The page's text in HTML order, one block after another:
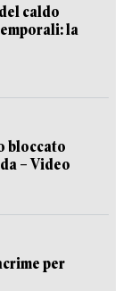
caldo
la
bloccato
– Video
per